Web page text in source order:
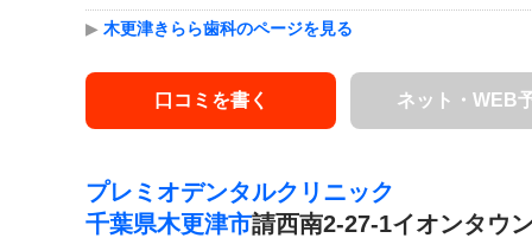
▶ 木更津きらら歯科のページを見る
口コミを書く ネット・WEB
プレミオデンタルクリニック
千葉県木更津市請西南2-27-1イオンタウ